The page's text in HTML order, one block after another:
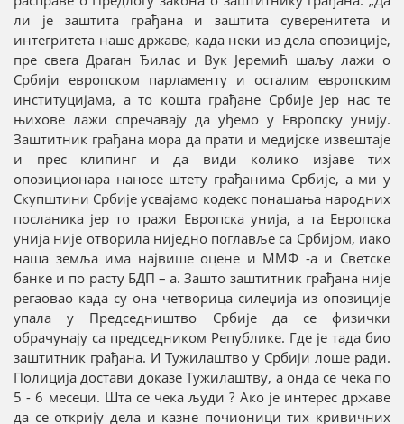
ли је заштита грађана и заштита суверенитета и
интегритета наше државе, када неки из дела опозиције,
пре свега Драган Ђилас и Вук Јеремић шаљу лажи о
Србији европском парламенту и осталим европским
институцијама, а то кошта грађане Србије јер нас те
њихове лажи спречавају да уђемо у Европску унију.
Заштитник грађана мора да прати и медијске извештаје
и прес клипинг и да види колико изјаве тих
опозиционара наносе штету грађанима Србије, а ми у
Скупштини Србије усвајамо кодекс понашања народних
посланика јер то тражи Европска унија, а та Европска
унија није отворила ниједно поглавље са Србијом, иако
наша земља има највише оцене и ММФ -а и Светске
банке и по расту БДП – а. Зашто заштитник грађана није
регаовао када су она четворица силеџија из опозиције
упала у Председништво Србије да се физички
обрачунају са председником Републике. Где је тада био
заштитник грађана. И Тужилаштво у Србији лоше ради.
Полиција достави доказе Тужилаштву, а онда се чека по
5 - 6 месеци. Шта се чека људи ? Ако је интерес државе
да се открију дела и казне почионици тих кривичних